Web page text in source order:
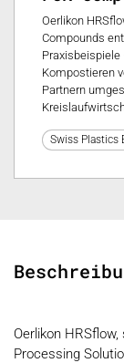
Oerlikon
Compounds
Kompostieren
Partnern
Swiss Plastics
Oerlikon
Processing